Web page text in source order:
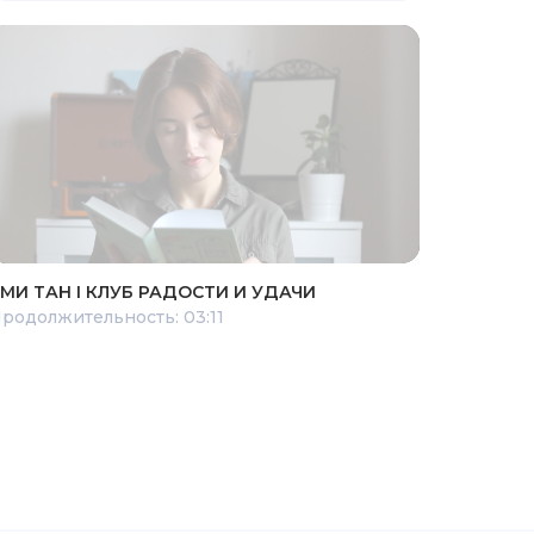
ТАН I КЛУБ РАДОСТИ И УДАЧИ
03:11